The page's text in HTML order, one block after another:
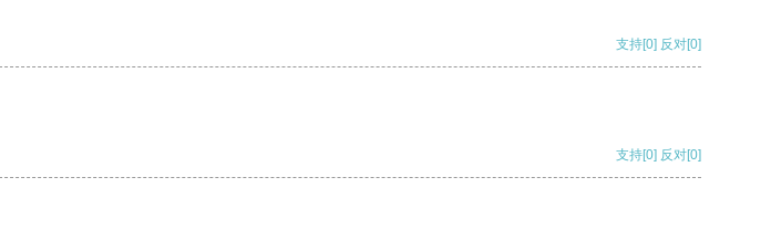
支持[0] 反对[0]
支持[0] 反对[0]